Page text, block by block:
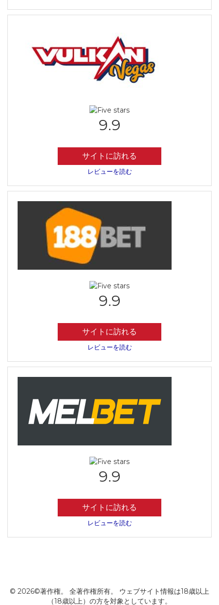
9.9
サイトに訪れる
レビューを読む
9.9
サイトに訪れる
レビューを読む
9.9
サイトに訪れる
レビューを読む
© 2026©著作権。 全著作権所有。 ウェブサイト情報は18歳以上
（18歳以上）の方を対象としています。